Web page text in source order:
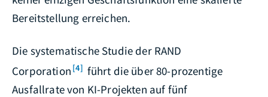
Bereitstellung erreichen.
Die systematische Studie der RAND
Corporation [4] führt die über 80-prozentige
Ausfallrate von KI-Projekten auf fünf